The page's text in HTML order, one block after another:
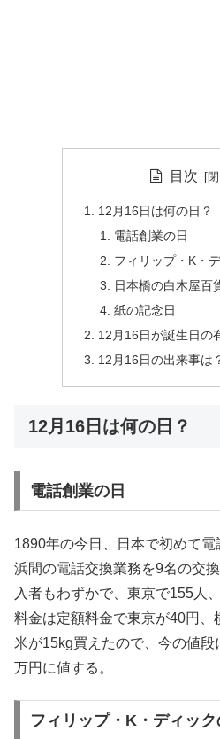
目次
12月16日は何の日？
電話創業の日
フィリップ・K・
日本橋の白木屋百
紙の記念日
12月16日が誕生日の
12月16日の出来事は
12月16日は何の日？
電話創業の日
1890年の今日、日本で初めて
浜間の電話交換業務を9名の交
入者もわずかで、東京で155人
料金は定額料金で東京が40円、
米が15kg買えたので、今の値
万円に値する。
フィリップ・K・ディック